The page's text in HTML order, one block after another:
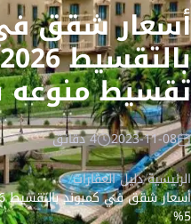
أسعار شقق
تقسيط منوعه
2023-11-08 4 دقائق
الرئيسية/دليل العقارات/
5%